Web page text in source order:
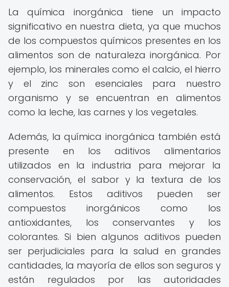
La química inorgánica tiene un impacto
significativo en nuestra dieta, ya que muchos
de los compuestos químicos presentes en los
alimentos son de naturaleza inorgánica. Por
ejemplo, los minerales como el calcio, el hierro
y el zinc son esenciales para nuestro
organismo y se encuentran en alimentos
como la leche, las carnes y los vegetales.
Además, la química inorgánica también está
presente en los aditivos alimentarios
utilizados en la industria para mejorar la
conservación, el sabor y la textura de los
alimentos. Estos aditivos pueden ser
compuestos inorgánicos como los
antioxidantes, los conservantes y los
colorantes. Si bien algunos aditivos pueden
ser perjudiciales para la salud en grandes
cantidades, la mayoría de ellos son seguros y
están regulados por las autoridades